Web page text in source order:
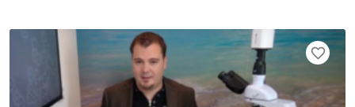
favorite_border